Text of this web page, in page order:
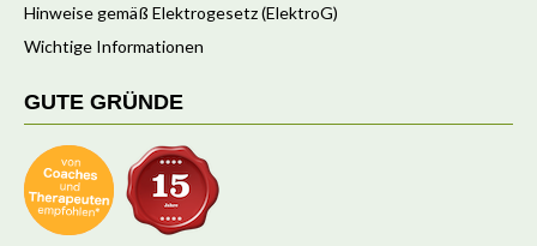
Hinweise gemäß Elektrogesetz (ElektroG)
Wichtige Informationen
GUTE GRÜNDE